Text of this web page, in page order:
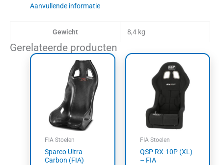
Aanvullende informatie
Gewicht 8,4 kg
Gerelateerde producten
FIA Stoelen
Sparco Ultra
Carbon (FIA)
FIA Stoelen
QSP RX-10P (XL)
– FIA